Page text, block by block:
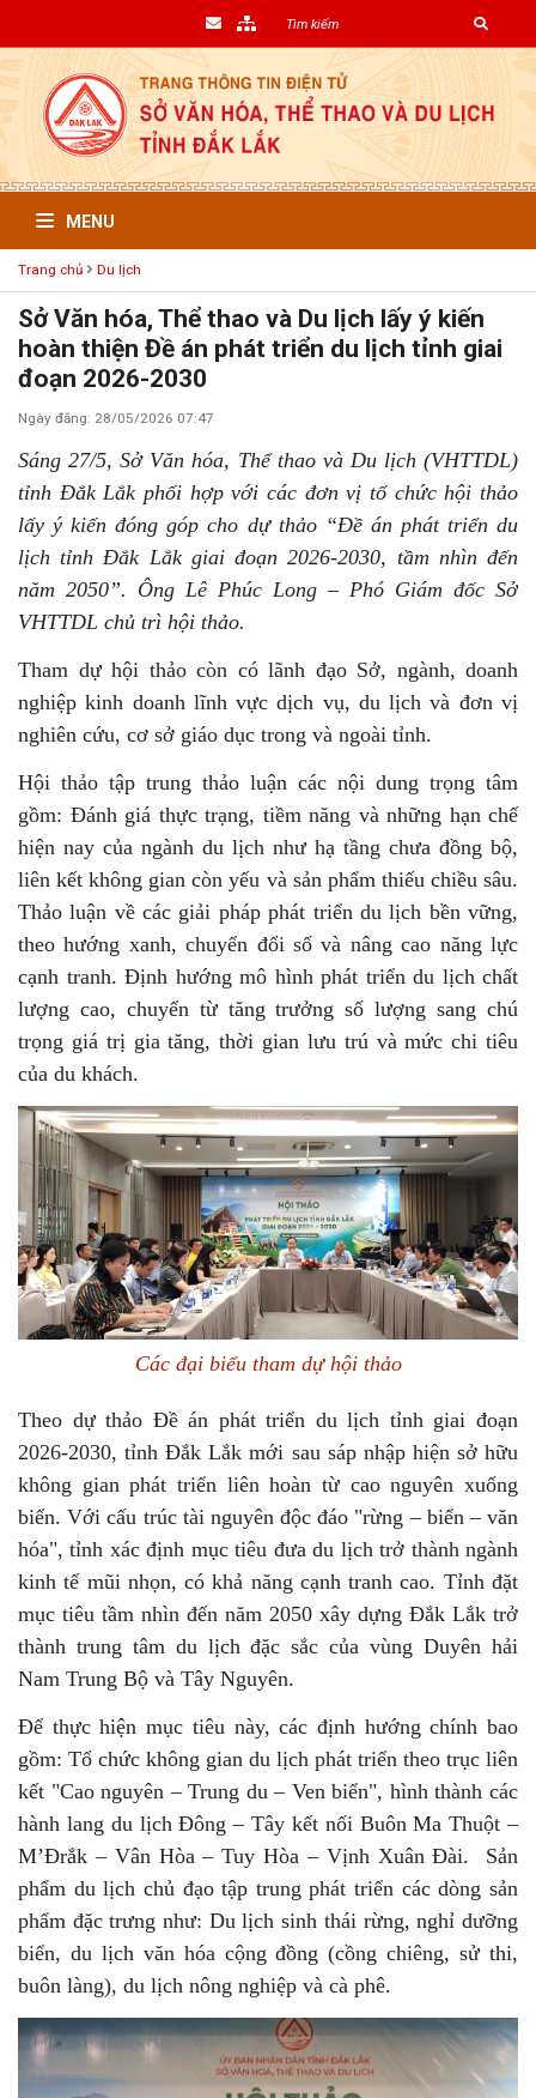
MENU
Trang chủ Du lịch
Sở Văn hóa, Thể thao và Du lịch lấy ý kiến
hoàn thiện Đề án phát triển du lịch tỉnh giai
đoạn 2026-2030
Ngày đăng: 28/05/2026 07:47
Sáng 27/5, Sở Văn hóa, Thể thao và Du lịch (VHTTDL)
tỉnh Đắk Lắk phối hợp với các đơn vị tổ chức hội thảo
lấy ý kiến đóng góp cho dự thảo “Đề án phát triển du
lịch tỉnh Đắk Lắk giai đoạn 2026-2030, tầm nhìn đến
năm 2050”. Ông Lê Phúc Long – Phó Giám đốc Sở
VHTTDL chủ trì hội thảo.
Tham dự hội thảo còn có lãnh đạo Sở, ngành, doanh
nghiệp kinh doanh lĩnh vực dịch vụ, du lịch và đơn vị
nghiên cứu, cơ sở giáo dục trong và ngoài tỉnh.
Hội thảo tập trung thảo luận các nội dung trọng tâm
gồm: Đánh giá thực trạng, tiềm năng và những hạn chế
hiện nay của ngành du lịch như hạ tầng chưa đồng bộ,
liên kết không gian còn yếu và sản phẩm thiếu chiều sâu.
Thảo luận về các giải pháp phát triển du lịch bền vững,
theo hướng xanh, chuyển đổi số và nâng cao năng lực
cạnh tranh. Định hướng mô hình phát triển du lịch chất
lượng cao, chuyển từ tăng trưởng số lượng sang chú
trọng giá trị gia tăng, thời gian lưu trú và mức chi tiêu
của du khách.
Các đại biểu tham dự hội thảo
Theo dự thảo Đề án phát triển du lịch tỉnh giai đoạn
2026-2030, tỉnh Đắk Lắk mới sau sáp nhập hiện sở hữu
không gian phát triển liên hoàn từ cao nguyên xuống
biển. Với cấu trúc tài nguyên độc đáo "rừng – biển – văn
hóa", tỉnh xác định mục tiêu đưa du lịch trở thành ngành
kinh tế mũi nhọn, có khả năng cạnh tranh cao. Tỉnh đặt
mục tiêu tầm nhìn đến năm 2050 xây dựng Đắk Lắk trở
thành trung tâm du lịch đặc sắc của vùng Duyên hải
Nam Trung Bộ và Tây Nguyên.
Để thực hiện mục tiêu này, các định hướng chính bao
gồm: Tổ chức không gian du lịch phát triển theo trục liên
kết "Cao nguyên – Trung du – Ven biển", hình thành các
hành lang du lịch Đông – Tây kết nối Buôn Ma Thuột –
M’Đrắk – Vân Hòa – Tuy Hòa – Vịnh Xuân Đài. Sản
phẩm du lịch chủ đạo tập trung phát triển các dòng sản
phẩm đặc trưng như: Du lịch sinh thái rừng, nghỉ dưỡng
biển, du lịch văn hóa cộng đồng (cồng chiêng, sử thi,
buôn làng), du lịch nông nghiệp và cà phê.